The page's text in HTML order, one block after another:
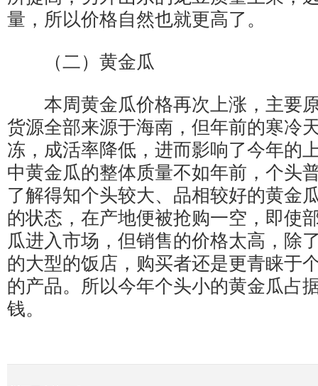
量，所以价格自然也就更高了。
（二）黄金瓜
本周黄金瓜价格再次上涨，主要
货源全部来源于海南，但年前的寒冷
冻，成活率降低，进而影响了今年的
中黄金瓜的整体质量不如年前，个头
了解得知个头较大、品相较好的黄金
的状态，在产地便被抢购一空，即使
瓜进入市场，但销售的价格太高，除
的大型的饭店，购买者还是更青睐于
的产品。所以今年个头小的黄金瓜占
钱。